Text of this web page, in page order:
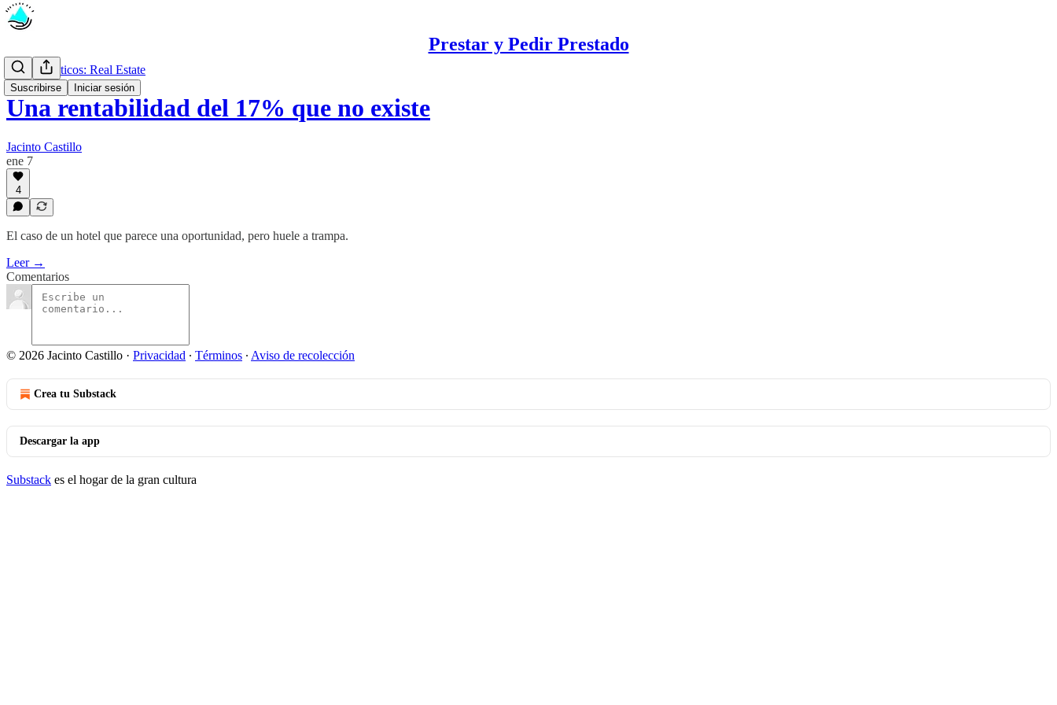
Prestar y Pedir Prestado
Suscribirse Iniciar sesión
Casos prácticos: Real Estate
Una rentabilidad del 17% que no existe
Jacinto Castillo
ene 7
4
El caso de un hotel que parece una oportunidad, pero huele a trampa.
Leer →
Comentarios
© 2026 Jacinto Castillo · Privacidad ∙ Términos ∙ Aviso de recolección
Crea tu Substack
Descargar la app
Substack es el hogar de la gran cultura